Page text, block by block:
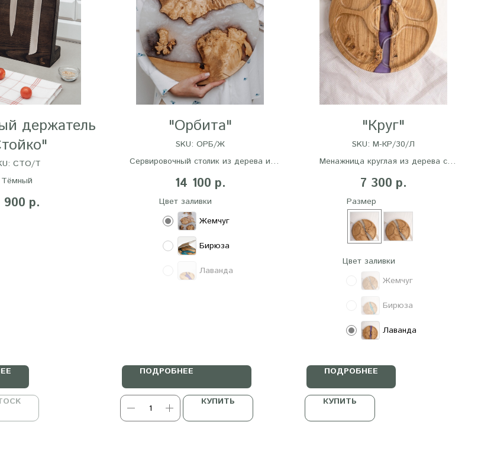
держатель
СТО/Т
Тёмный
900 р.
"Орбита"
SKU: ОРБ/Ж
Сервировочный столик из дерева и
механизме
14 100 р.
Цвет заливки
Жемчуг
Бирюза
Лаванда
ПОДРОБНЕЕ
КУПИТЬ
"Круг"
SKU: M-КР/30/Л
Менажница круглая из дерева с
7 300 р.
Размер
Цвет заливки
Жемчуг
Бирюза
Лаванда
ПОДРОБНЕЕ
КУПИТЬ